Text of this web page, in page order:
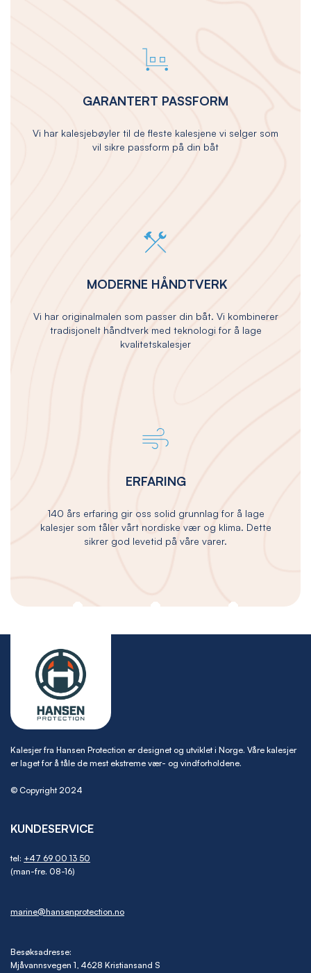
GARANTERT PASSFORM
Vi har kalesjebøyler til de fleste kalesjene vi selger som
vil sikre passform på din båt
MODERNE HÅNDTVERK
Vi har originalmalen som passer din båt. Vi kombinerer
tradisjonelt håndtverk med teknologi for å lage
kvalitetskalesjer
ERFARING
140 års erfaring gir oss solid grunnlag for å lage
kalesjer som tåler vårt nordiske vær og klima. Dette
sikrer god levetid på våre varer.
Kalesjer fra Hansen Protection er designet og utviklet i Norge. Våre kalesjer
er laget for å tåle de mest ekstreme vær- og vindforholdene.
© Copyright 2024
KUNDESERVICE
tel: +47 69 00 13 50
(man-fre. 08-16)
marine@hansenprotection.no
Besøksadresse:
Mjåvannsvegen 1, 4628 Kristiansand S